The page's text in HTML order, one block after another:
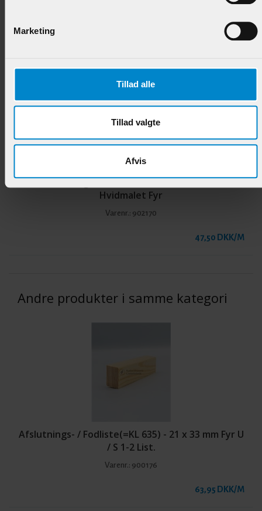
Marketing
Tillad alle
Tillad valgte
Afvis
44,50 DKK/M
Afslutningsliste / / Fodliste - 15 x 21 mm
Hvidmalet Fyr
Varenr.: 902170
47,50 DKK/M
Andre produkter i samme kategori
Afslutnings- / Fodliste(=KL 635) - 21 x 33 mm Fyr U
/ S 1-2 List.
Varenr.: 900176
63,95 DKK/M